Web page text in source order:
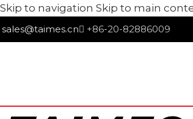
Skip to navigation Skip to main
sales@taimes.cn +86-20-82886009